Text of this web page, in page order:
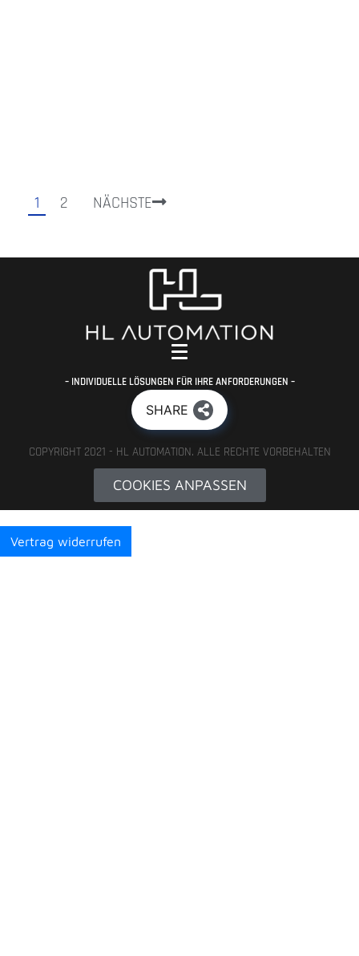
1 2 NÄCHSTE
– INDIVIDUELLE LÖSUNGEN FÜR IHRE ANFORDERUNGEN –
SHARE
COPYRIGHT 2021 - HL AUTOMATION. ALLE RECHTE VORBEHALTEN
COOKIES ANPASSEN
Vertrag widerrufen